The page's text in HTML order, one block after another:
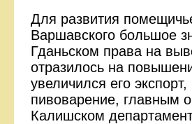
Для развития
Варшавского большое
Гданьском права на
отразилось на
увеличился его
пивоварение, главным
Калишском